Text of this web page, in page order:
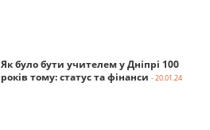
Як було бути учителем у Дніпрі 100
років тому: статус та фінанси - 20.01.24